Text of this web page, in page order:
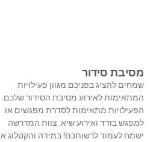
מסיבת סידור
שמחים להציג בפניכם מגוון פעילויות
המתאימות לאירוע מסיבת הסידור שלכם.
הפעילויות מתאימות לסדרת מפגשים או
למפגש בודד ואירוע שיא. צוות המדרשה
ישמח לעמוד לרשותכם! במידה והקטלוג